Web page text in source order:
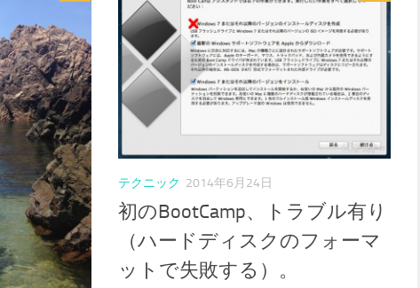
テクニック 2014年6月24日
初のBootCamp、トラブル有り
（ハードディスクのフォーマ
ットで失敗する）。